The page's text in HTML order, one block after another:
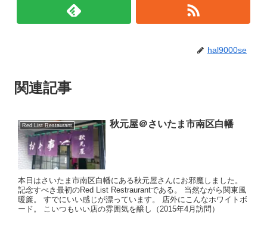
hal9000se
関連記事
Red List Restaurant 秋元屋＠さいたま市南区白幡
本日はさいたま市南区白幡にある秋元屋さんにお邪魔しました。
記念すべき最初のRed List Restraurantである。 当然ながら関東風
暖簾。 すでにいい感じが漂っています。 店外にこんなホワイトボ
ード。 こいつもいい店の雰囲気を醸し（2015年4月訪問）